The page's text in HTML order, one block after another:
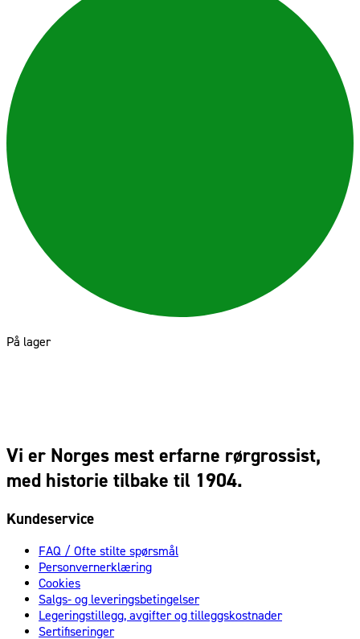
På lager
Vi er Norges mest erfarne rørgrossist,
med historie tilbake til 1904.
Kundeservice
FAQ / Ofte stilte spørsmål
Personvernerklæring
Cookies
Salgs- og leveringsbetingelser
Legeringstillegg, avgifter og tilleggskostnader
Sertifiseringer